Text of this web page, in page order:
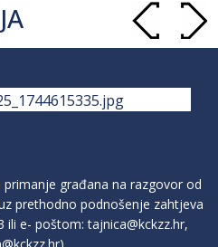
građana na razgovor od
prethodno podnošenje zahtjeva
ili e- poštom:tajnica@kckzz.hr,